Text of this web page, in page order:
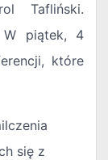
Tafliński.
W piątek, 4
które
się z